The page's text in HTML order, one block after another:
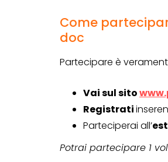
Come
doc
Partecipare è
Vai sul sito
Registrati
Parteciperai all’
Potrai partecipare 1